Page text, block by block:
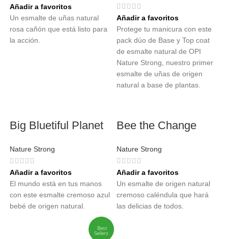
Añadir a favoritos
Un esmalte de uñas natural
rosa cañón que está listo para
la acción.
Añadir a favoritos
Protege tu manicura con este
pack dúo de Base y Top coat
de esmalte natural de OPI
Nature Strong, nuestro primer
esmalte de uñas de origen
natural a base de plantas.
Big Bluetiful Planet
Nature Strong
Añadir a favoritos
El mundo está en tus manos
con este esmalte cremoso azul
bebé de origen natural.
Bee the Change
Nature Strong
Añadir a favoritos
Un esmalte de origen natural
cremoso caléndula que hará
las delicias de todos.
Best
Sellers